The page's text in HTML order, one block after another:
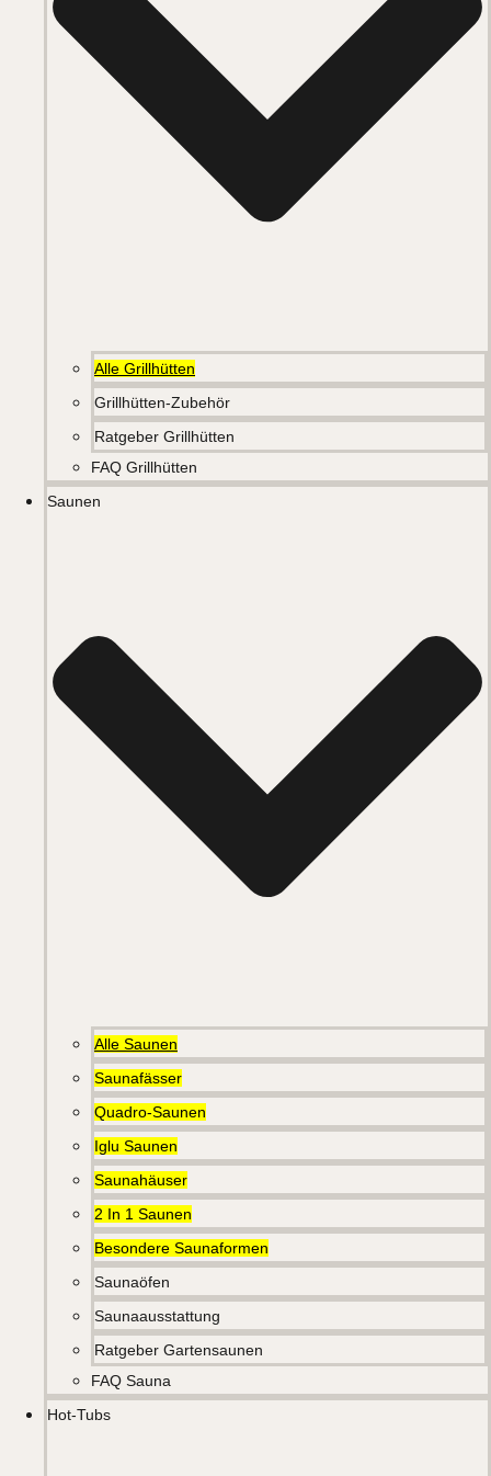
Alle Grillhütten
Grillhütten-Zubehör
Ratgeber Grillhütten
FAQ Grillhütten
Saunen
Alle Saunen
Saunafässer
Quadro-Saunen
Iglu Saunen
Saunahäuser
2 In 1 Saunen
Besondere Saunaformen
Saunaöfen
Saunaausstattung
Ratgeber Gartensaunen
FAQ Sauna
Hot-Tubs